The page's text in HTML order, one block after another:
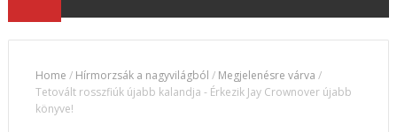
Home / Hírmorzsák a nagyvilágból / Megjelenésre várva /
Tetovált rosszfiúk újabb kalandja - Érkezik Jay Crownover újabb
könyve!